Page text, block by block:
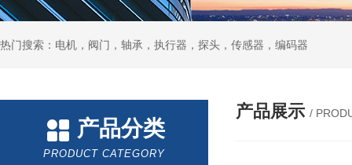
热门搜索：电机，阀门，轴承，执行器，探头，传感器，编码器
产品分类
PRODUCT CATEGORY
产品展示 /